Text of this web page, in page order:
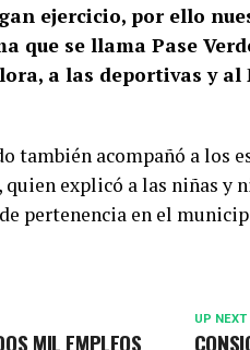
ejercicio, por ello
que se llama Pase
a las deportivas y
también acompañó a los
quien explicó a las niñas y
pertenencia en el
UP NEXT
MIL EMPLEOS